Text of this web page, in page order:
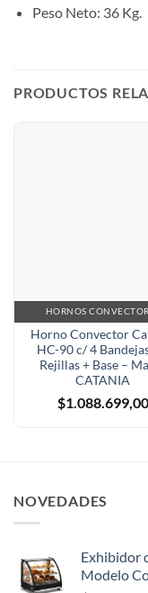
Peso Neto: 36 Kg.
PRODUCTOS
HORNOS
Horno Convector
HC-90 c/ 4
Rejillas + Base –
CATANIA
$1.088.699,00
NOVEDADES
Exhibidor
Modelo